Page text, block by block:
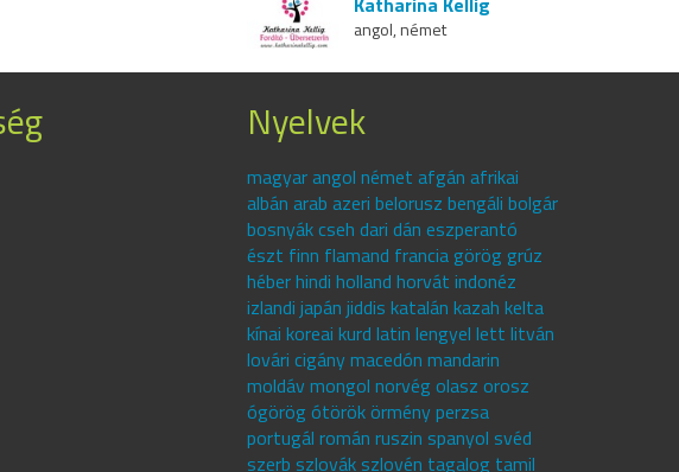
angol, német
Nyelvek
magyar angol német afgán afrikai
albán arab azeri belorusz bengáli bolgár
bosnyák cseh dari dán eszperantó
észt finn flamand francia görög grúz
héber hindi holland horvát indonéz
izlandi japán jiddis katalán kazah kelta
kínai koreai kurd latin lengyel lett litván
lovári cigány macedón mandarin
moldáv mongol norvég olasz orosz
ógörög ótörök örmény perzsa
portugál román ruszin spanyol svéd
szerb szlovák szlovén tagalog tamil